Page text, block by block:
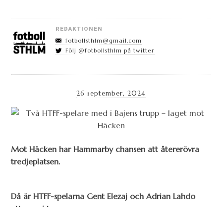
REDAKTIONEN
fotbollsthlm@gmail.com
Följ @fotbollsthlm på twitter
26 september, 2024
Mot Häcken har Hammarby chansen att återerövra
tredjeplatsen.
Då är HTFF-spelarna Gent Elezaj och Adrian Lahdo